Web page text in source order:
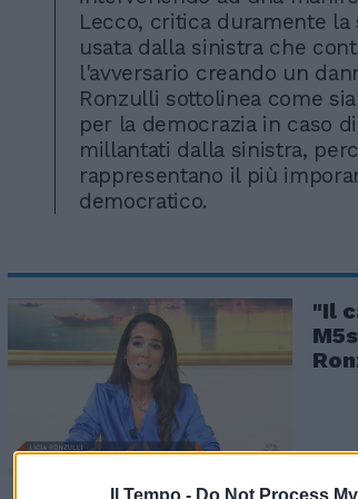
Il Tempo - Do Not Process
Lecco, critica duramente
usata dalla sinistra che
l'avversario creando un
Ronzulli sottolinea come
per la democrazia in caso
millantati dalla sinistra,
rappresentano il più
democratico.
"Il